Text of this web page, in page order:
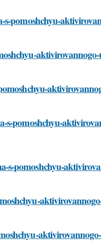
s-pomoshchyu-
s-pomoshchyu-
s-pomoshchyu-